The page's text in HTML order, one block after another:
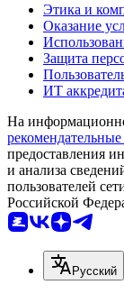
Этика и
Оказание
Защита
ИТ
На
предоставления
и анализа
пользователей
Российской
Русский